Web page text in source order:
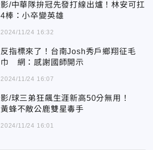
影/中華隊拚冠先發打線出爐！林安可扛
4棒：小卒變英雄
2024/11/24 16:32
反指標來了！台南Josh秀戶鄉翔征毛
巾 網：感謝國師開示
2024/11/24 16:07
影/球三弟狂飆生涯新高50分無用！
黃蜂不敵公鹿雙星毒手
2024/11/24 16:01